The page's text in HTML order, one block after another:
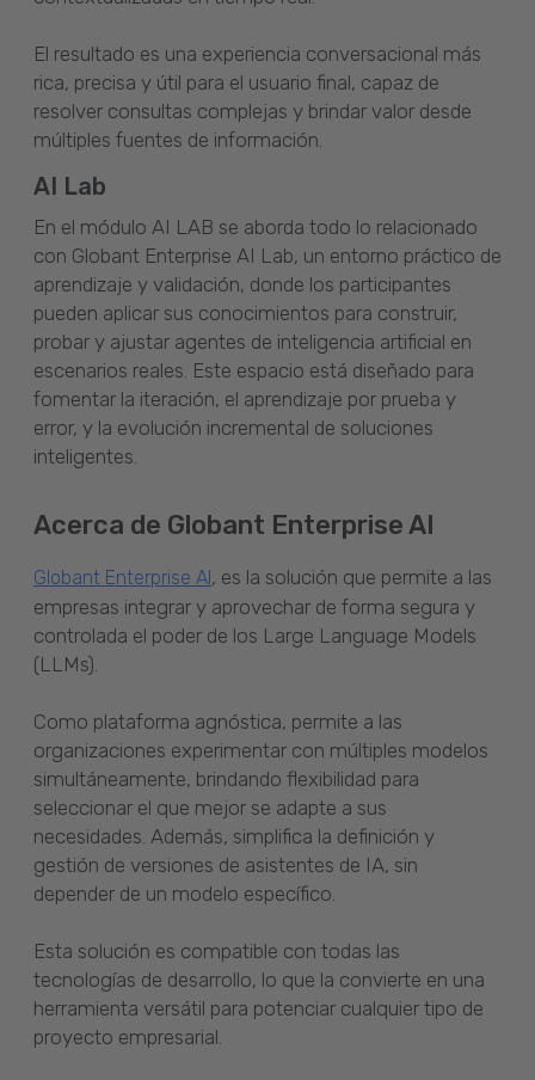
El resultado es una experiencia conversacional más
rica, precisa y útil para el usuario final, capaz de
resolver consultas complejas y brindar valor desde
múltiples fuentes de información.
AI Lab
En el módulo AI LAB se aborda todo lo relacionado
con Globant Enterprise AI Lab, un entorno práctico de
aprendizaje y validación, donde los participantes
pueden aplicar sus conocimientos para construir,
probar y ajustar agentes de inteligencia artificial en
escenarios reales. Este espacio está diseñado para
fomentar la iteración, el aprendizaje por prueba y
error, y la evolución incremental de soluciones
inteligentes.
Acerca de Globant Enterprise AI
Globant Enterprise AI, es la solución que permite a las
empresas integrar y aprovechar de forma segura y
controlada el poder de los Large Language Models
(LLMs).
Como plataforma agnóstica, permite a las
organizaciones experimentar con múltiples modelos
simultáneamente, brindando flexibilidad para
seleccionar el que mejor se adapte a sus
necesidades. Además, simplifica la definición y
gestión de versiones de asistentes de IA, sin
depender de un modelo específico.
Esta solución es compatible con todas las
tecnologías de desarrollo, lo que la convierte en una
herramienta versátil para potenciar cualquier tipo de
proyecto empresarial.